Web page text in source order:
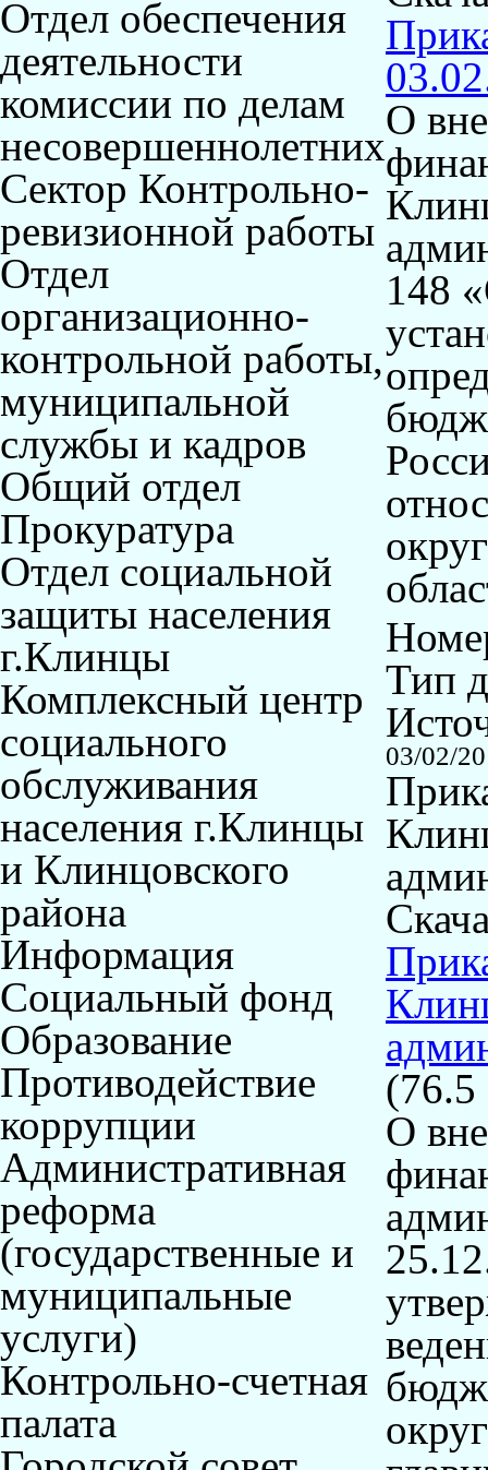
Отдел обеспечения
деятельности
комиссии по делам
несовершеннолетних
Сектор Контрольно-
ревизионной работы
Отдел
организационно-
контрольной работы,
муниципальной
службы и кадров
Общий отдел
Прокуратура
Отдел социальной
защиты населения
г.Клинцы
Комплексный центр
социального
обслуживания
населения г.Клинцы
и Клинцовского
района
Информация
Социальный фонд
Образование
Противодействие
коррупции
Административная
реформа
(государственные и
муниципальные
услуги)
Контрольно-счетная
палата
О
148
Тип
03/02/
О